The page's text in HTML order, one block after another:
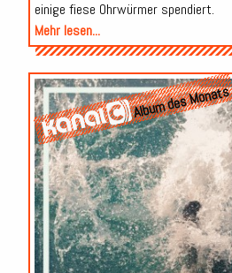
einige fiese Ohrwürmer spendiert.
Mehr lesen...
Album des Monats